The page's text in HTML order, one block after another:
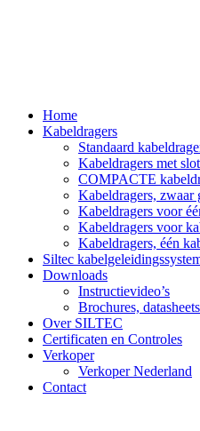
Home
Kabeldragers
Standaard
Kabeldragers met slot
COMPACTE
Kabeldragers, zwaar
Kabeldragers voor
Kabeldragers voor
Kabeldragers, één
Siltec
Downloads
Instructievideo’s
Brochures,
Over SILTEC
Certificaten en Controles
Verkoper
Verkoper Nederland
Contact